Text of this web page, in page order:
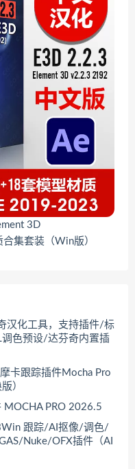
3D
集套装（Win版）
汉化工具，支持插件/标
色预设/达芬奇内置插
卡跟踪插件Mocha Pro
）
PRO 2026.5
跟踪/AI抠像/调色/
Nuke/OFX插件（AI